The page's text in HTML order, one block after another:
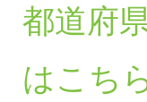
都道府
はこち